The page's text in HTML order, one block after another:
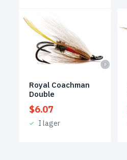
Royal Coachman
Double
$6.07
I lager